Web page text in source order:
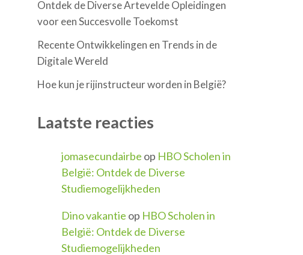
Ontdek de Diverse Artevelde Opleidingen
voor een Succesvolle Toekomst
Recente Ontwikkelingen en Trends in de
Digitale Wereld
Hoe kun je rijinstructeur worden in België?
Laatste reacties
jomasecundairbe op HBO Scholen in
België: Ontdek de Diverse
Studiemogelijkheden
Dino vakantie op HBO Scholen in
België: Ontdek de Diverse
Studiemogelijkheden